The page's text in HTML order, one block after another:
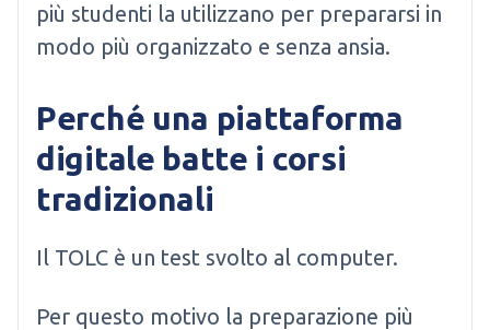
più studenti la utilizzano per prepararsi in
modo più organizzato e senza ansia.
Perché una piattaforma
digitale batte i corsi
tradizionali
Il TOLC è un test svolto al computer.
Per questo motivo la preparazione più